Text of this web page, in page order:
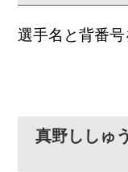
選手名と背番号
真野ししゅ